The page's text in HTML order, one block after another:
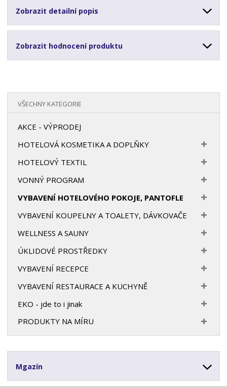
Zobrazit detailní popis
Zobrazit hodnocení produktu
VŠECHNY KATEGORIE
AKCE - VÝPRODEJ
HOTELOVÁ KOSMETIKA A DOPLŇKY
HOTELOVÝ TEXTIL
VONNÝ PROGRAM
VYBAVENÍ HOTELOVÉHO POKOJE, PANTOFLE
VYBAVENÍ KOUPELNY A TOALETY, DÁVKOVAČE
WELLNESS A SAUNY
ÚKLIDOVÉ PROSTŘEDKY
VYBAVENÍ RECEPCE
VYBAVENÍ RESTAURACE A KUCHYNĚ
EKO - jde to i jinak
PRODUKTY NA MÍRU
Mgazín